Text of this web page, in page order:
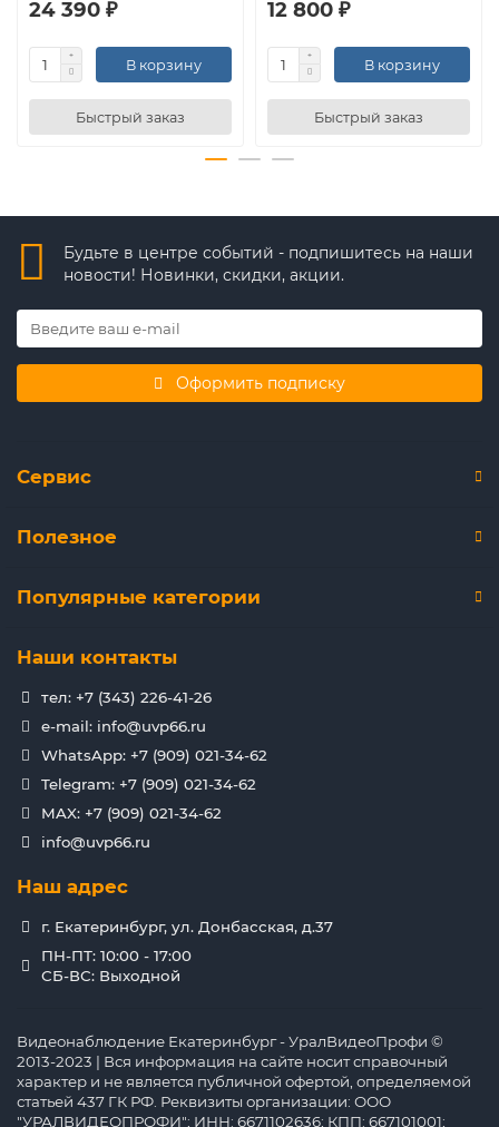
24 390 ₽
В корзину
Быстрый заказ
12 800 ₽
В корзину
Быстрый заказ
Будьте в центре событий - подпишитесь на наши
новости! Новинки, скидки, акции.
Оформить подписку
Сервис
Полезное
Популярные категории
Наши контакты
тел: +7 (343) 226-41-26
e-mail: info@uvp66.ru
WhatsApp: +7 (909) 021-34-62
Telegram: +7 (909) 021-34-62
MAX: +7 (909) 021-34-62
info@uvp66.ru
Наш адрес
г. Екатеринбург, ул. Донбасская, д.37
ПН-ПТ: 10:00 - 17:00
СБ-ВС: Выходной
Видеонаблюдение Екатеринбург - УралВидеоПрофи ©
2013-2023 | Вся информация на сайте носит справочный
характер и не является публичной офертой, определяемой
статьей 437 ГК РФ. Реквизиты организации: ООО
"УРАЛВИДЕОПРОФИ"; ИНН: 6671102636; КПП: 667101001;